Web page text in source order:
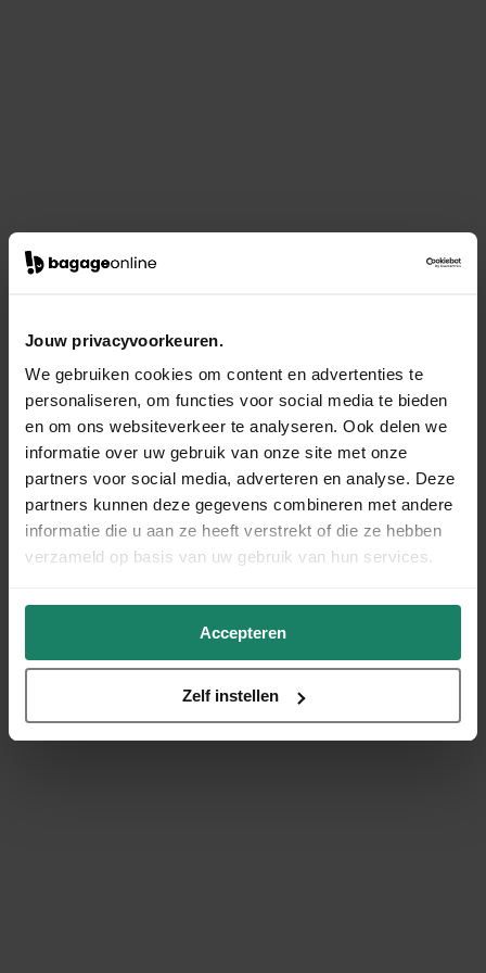
Jouw privacyvoorkeuren.
We gebruiken cookies om content en advertenties te
personaliseren, om functies voor social media te bieden
en om ons websiteverkeer te analyseren. Ook delen we
informatie over uw gebruik van onze site met onze
partners voor social media, adverteren en analyse. Deze
partners kunnen deze gegevens combineren met andere
informatie die u aan ze heeft verstrekt of die ze hebben
verzameld op basis van uw gebruik van hun services.
Accepteren
Zelf instellen